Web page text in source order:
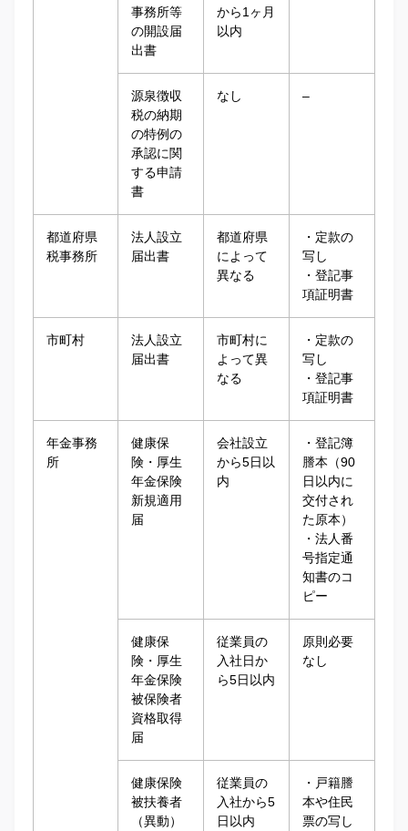
事務所等
の開設届
出書
から1ヶ月
以内
源泉徴収
税の納期
の特例の
承認に関
する申請
書
なし –
都道府県
税事務所
法人設立
届出書
都道府県
によって
異なる
・定款の
写し
・登記事
項証明書
市町村
法人設立
届出書
市町村に
よって異
なる
・定款の
写し
・登記事
項証明書
年金事務
所
健康保
険・厚生
年金保険
新規適用
届
会社設立
から5日以
内
・登記簿
謄本（90
日以内に
交付され
た原本）
・法人番
号指定通
知書のコ
ピー
健康保
険・厚生
年金保険
被保険者
資格取得
届
従業員の
入社日か
ら5日以内
原則必要
なし
健康保険
被扶養者
（異動）
従業員の
入社から5
日以内
・戸籍謄
本や住民
票の写し